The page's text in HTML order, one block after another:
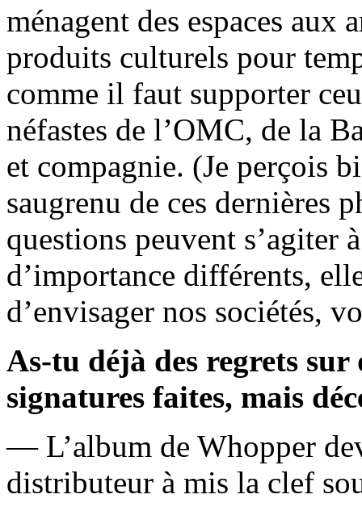
ménagent des espaces aux
produits culturels pour
comme il faut supporter
néfastes de l’OMC, de la
et compagnie. (Je perçois
saugrenu de ces dernières
questions peuvent s’agiter
d’importance différents,
d’envisager nos sociétés,
As-tu déjà des regrets sur
signatures faites, mais
— L’album de Whopper
distributeur à mis la clef